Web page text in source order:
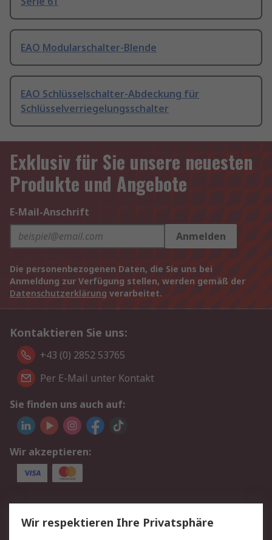
EAO Modularschalter-Blende
EAO Schlüsselschalter-Abdeckung für
Schlüsselverriegelungsschalter
Exklusiv für Sie unsere neuesten
Produkte und Angebote
E-Mail-Anschrift
Anmelden
Die personenbezogenen Daten, die Sie uns bei
Anmeldung zur Verfügung stellen, werden gemäß der
Datenschutzerklärung verarbeitet.
Kontaktieren Sie uns:
+43 (0) 2852 53765
Per E-Mail unter Kontakt
Sie finden uns auch auf:
Wir akzeptieren:
Service
Value Added Services
Lieferlösungen
Wir respektieren Ihre Privatsphäre